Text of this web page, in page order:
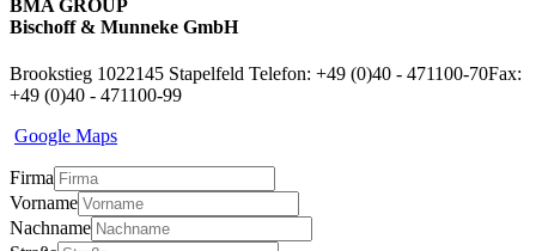
BMA GROUP
Bischoff & Munneke GmbH
Brookstieg 1022145 Stapelfeld Telefon: +49 (0)40 - 471100-70Fax:
+49 (0)40 - 471100-99
Google Maps
Firma
Vorname
Nachname